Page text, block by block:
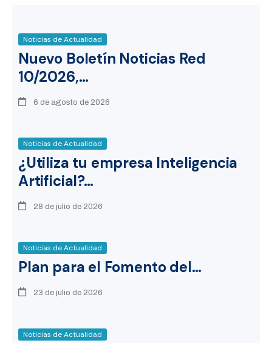
Noticias de Actualidad
Nuevo Boletín Noticias Red
10/2026,…
6 de agosto de 2026
Noticias de Actualidad
¿Utiliza tu empresa Inteligencia
Artificial?…
28 de julio de 2026
Noticias de Actualidad
Plan para el Fomento del…
23 de julio de 2026
Noticias de Actualidad